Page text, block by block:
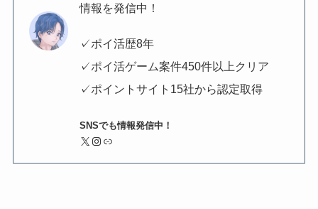
情報を発信中！
✓ポイ活歴8年
✓ポイ活ゲーム案件450件以上クリア
✓ポイントサイト15社から認定取得
SNSでも情報発信中！
X Instagram リンク